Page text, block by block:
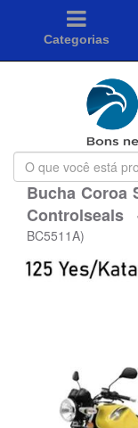
Categorias
O
que
você
está
procurando?
Bucha Coroa
BC5511A)